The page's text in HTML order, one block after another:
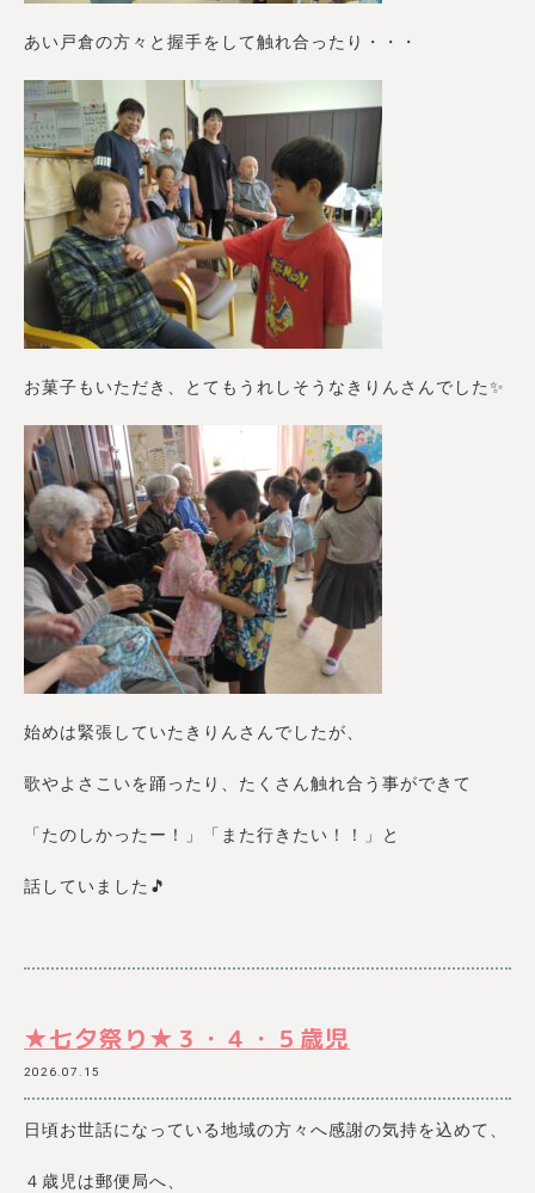
あい戸倉の方々と握手をして触れ合ったり・・・
お菓子もいただき、とてもうれしそうなきりんさんでした✨
始めは緊張していたきりんさんでしたが、
歌やよさこいを踊ったり、たくさん触れ合う事ができて
「たのしかったー！」「また行きたい！！」と
話していました🎵
★七夕祭り★３・４・５歳児
2026.07.15
日頃お世話になっている地域の方々へ感謝の気持を込めて、
４歳児は郵便局へ、